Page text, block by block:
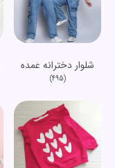
شلوار دخترانه عمده
(495)